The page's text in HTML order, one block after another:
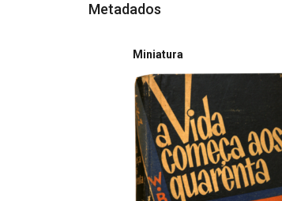
Metadados
Miniatura